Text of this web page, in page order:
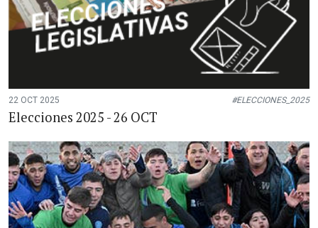
22 OCT 2025 #ELECCIONES_2025
Elecciones 2025 - 26 OCT